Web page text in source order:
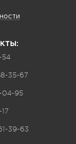
54
35-67
04-95
39-63